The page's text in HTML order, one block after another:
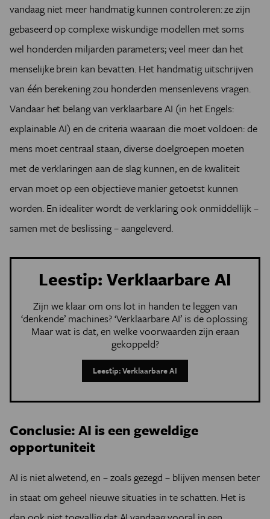
vandaag niet meer handmatig kunnen controleren: ze zijn
gebaseerd op complexe wiskundige modellen met soms
wel honderden miljarden parameters; veel meer dan het
menselijke brein kan bevatten. Het handmatig uitschrijven
van één berekening zou honderden mensenlevens vragen.
Vandaar het belang van verklaarbare AI (in het Engels:
explainable AI) en de criteria waaraan die moet voldoen: de
mens moet centraal staan, diverse doelgroepen moeten
met de verklaringen aan de slag kunnen, en de kwaliteit
ervan moet op een objectieve manier getoetst kunnen
worden. En idealiter wordt de verklaring ook onmiddellijk –
samen met de beslissing – aangeleverd.
Leestip: Verklaarbare AI
Zijn we klaar om ons lot in handen te leggen van
‘denkende’ machines? ‘Verklaarbare AI’ is de oplossing.
Maar wat is dat, en welke voorwaarden zijn eraan
gekoppeld?
Leestip: Verklaarbare AI
Conclusie: AI is een geweldige
opportuniteit
AI is niet alwetend, en – zoals gezegd – blijven mensen beter
in staat om geheel nieuwe situaties in te schatten. Het is